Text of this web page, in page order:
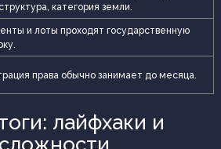
категория земли.
и лоты проходят государственную
права обычно занимает до месяца.
лайфхаки и